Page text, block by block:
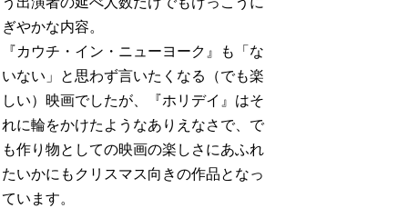
ぎやかな内容。
『カウチ・イン・ニューヨーク』も「な
いない」と思わず言いたくなる（でも楽
しい）映画でしたが、『ホリデイ』はそ
れに輪をかけたようなありえなさで、で
も作り物としての映画の楽しさにあふれ
たいかにもクリスマス向きの作品となっ
ています。